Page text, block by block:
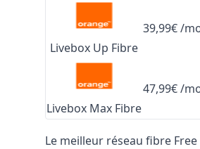
Livebox Up Fibre
39,99€ /
Livebox Max Fibre
47,99€ /
Le meilleur réseau fibre